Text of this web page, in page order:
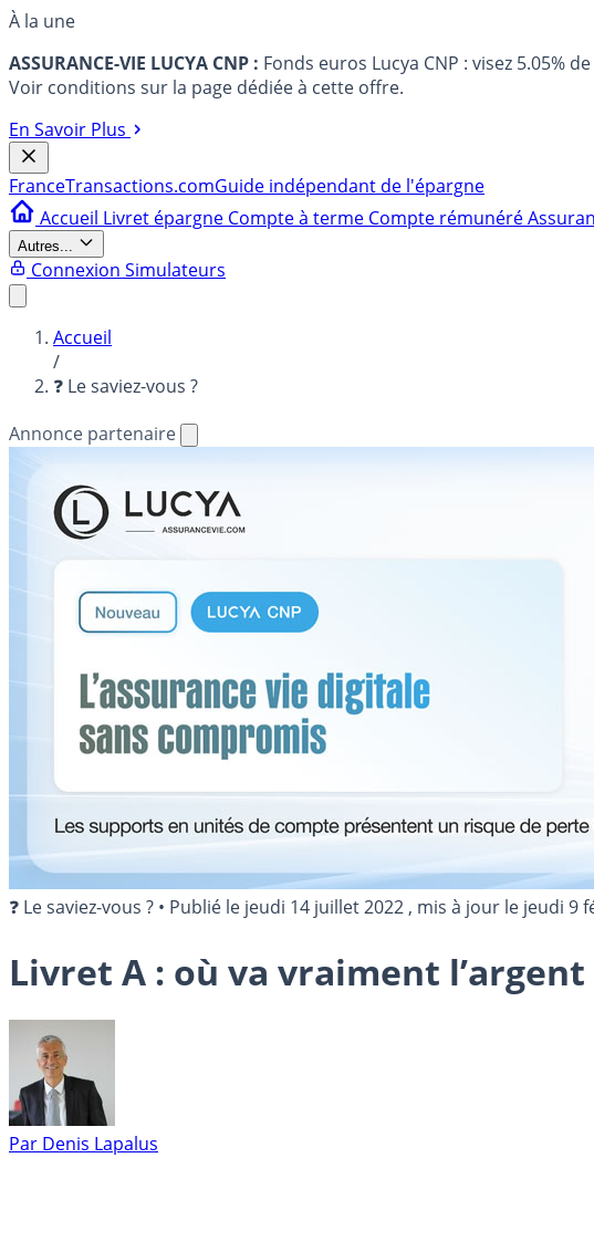
À la une
ASSURANCE-VIE LUCYA CNP : Fonds euros Lucya CNP : visez 5.05%
Voir conditions sur la page dédiée à cette offre.
En Savoir Plus
FranceTransactions.comGuide indépendant de l'épargne
Accueil Livret épargne Compte à terme Compte rémunéré
Autres...
Connexion Simulateurs
Accueil
/
❓ Le saviez-vous ?
Annonce partenaire
❓ Le saviez-vous ? • Publié le jeudi 14 juillet 2022 , mis à jour le jeudi 9
Livret A : où va vraiment
Par Denis Lapalus